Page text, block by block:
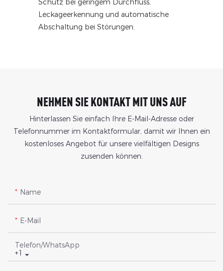
Schutz bei geringem Durchfluss,
Leckageerkennung und automatische
Abschaltung bei Störungen.
NEHMEN SIE KONTAKT MIT UNS AUF
Hinterlassen Sie einfach Ihre E-Mail-Adresse oder
Telefonnummer im Kontaktformular, damit wir Ihnen ein
kostenloses Angebot für unsere vielfältigen Designs
zusenden können.
Name
E-Mail
+1
Telefon/WhatsApp